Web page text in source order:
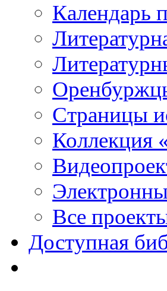
Календарь
Страницы
Коллекция
Все
Доступная